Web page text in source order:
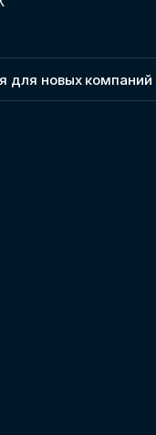
для новых компаний